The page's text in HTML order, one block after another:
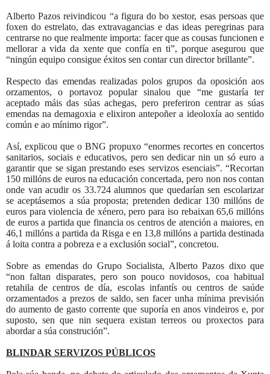
Alberto Pazos reivindicou “a figura do bo xestor, esas persoas que
foxen do estrelato, das extravagancias e das ideas peregrinas para
centrarse no que realmente importa: facer que as cousas funcionen e
mellorar a vida da xente que confía en ti”, porque asegurou que
“ningún equipo consigue éxitos sen contar cun director brillante”.
Respecto das emendas realizadas polos grupos da oposición aos
orzamentos, o portavoz popular sinalou que “me gustaría ter
aceptado máis das súas achegas, pero preferiron centrar as súas
emendas na demagoxia e elixiron antepoñer a ideoloxía ao sentido
común e ao mínimo rigor”.
Así, explicou que o BNG propuxo “enormes recortes en concertos
sanitarios, sociais e educativos, pero sen dedicar nin un só euro a
garantir que se sigan prestando eses servizos esenciais”. “Recortan
150 millóns de euros na educación concertada, pero non nos contan
onde van acudir os 33.724 alumnos que quedarían sen escolarizar
se aceptásemos a súa proposta; pretenden dedicar 130 millóns de
euros para violencia de xénero, pero para iso rebaixan 65,6 millóns
de euros a partida que financia os centros de atención a maiores, en
46,1 millóns a partida da Risga e en 13,8 millóns a partida destinada
á loita contra a pobreza e a exclusión social”, concretou.
Sobre as emendas do Grupo Socialista, Alberto Pazos dixo que
“non faltan disparates, pero son pouco novidosos, coa habitual
retahila de centros de día, escolas infantís ou centros de saúde
orzamentados a prezos de saldo, sen facer unha mínima previsión
do aumento de gasto corrente que suporía en anos vindeiros e, por
suposto, sen que nin sequera existan terreos ou proxectos para
abordar a súa construción”.
BLINDAR SERVIZOS PÚBLICOS